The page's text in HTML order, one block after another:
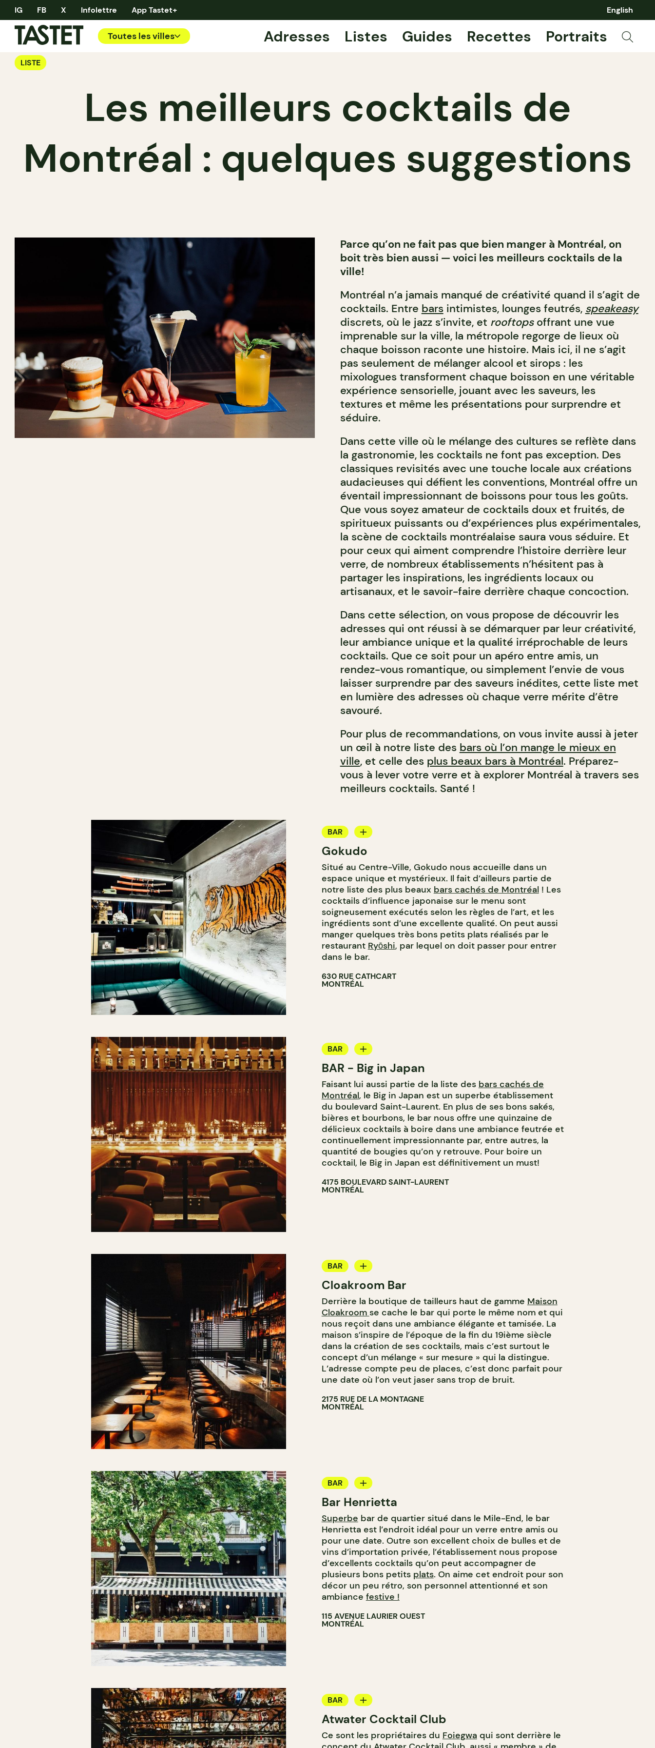
IG FB X Infolettre App Tastet+ English
Toutes les villes Adresses Listes Guides Recettes Portraits
LISTE
Les meilleurs cocktails de
Montréal : quelques suggestions
Parce qu’on ne fait pas que bien manger à Montréal, on
boit très bien aussi — voici les meilleurs cocktails de la
ville!
Montréal n’a jamais manqué de créativité quand il s’agit de
cocktails. Entre barsintimistes, lounges feutrés, speakeasy
discrets, où le jazz s’invite, et rooftopsoffrant une vue
imprenable sur la ville, la métropole regorge de lieux où
chaque boisson raconte une histoire. Mais ici, il ne s’agit
pas seulement de mélanger alcool et sirops : les
mixologues transforment chaque boisson en une véritable
expérience sensorielle, jouant avec les saveurs, les
textures et même les présentations pour surprendre et
séduire.
Dans cette ville où le mélange des cultures se reflète dans
la gastronomie, les cocktails ne font pas exception. Des
classiques revisités avec une touche locale aux créations
audacieuses qui défient les conventions, Montréal offre un
éventail impressionnant de boissons pour tous les goûts.
Que vous soyez amateur de cocktails doux et fruités, de
spiritueux puissants ou d’expériences plus expérimentales,
la scène de cocktails montréalaise saura vous séduire. Et
pour ceux qui aiment comprendre l’histoire derrière leur
verre, de nombreux établissements n’hésitent pas à
partager les inspirations, les ingrédients locaux ou
artisanaux, et le savoir-faire derrière chaque concoction.
Dans cette sélection, on vous propose de découvrir les
adresses qui ont réussi à se démarquer par leur créativité,
leur ambiance unique et la qualité irréprochable de leurs
cocktails. Que ce soit pour un apéro entre amis, un
rendez-vous romantique, ou simplement l’envie de vous
laisser surprendre par des saveurs inédites, cette liste met
en lumière des adresses où chaque verre mérite d’être
savouré.
Pour plus de recommandations, on vous invite aussi à jeter
un œil à notre liste des bars où l’on mange le mieux en
ville, et celle des plus beaux bars à Montréal. Préparez-
vous à lever votre verre et à explorer Montréal à travers ses
meilleurs cocktails. Santé !
BAR
BAR À COCKTAIL
Gokudo
Situé au Centre-Ville, Gokudo nous accueille dans un
espace unique et mystérieux. Il fait d’ailleurs partie de
notre liste des plus beaux bars cachés de Montréal! Les
cocktails d’influence japonaise sur le menu sont
soigneusement exécutés selon les règles de l’art, et les
ingrédients sont d’une excellente qualité. On peut aussi
manger quelques très bons petits plats réalisés par le
restaurant Ryōshi, par lequel on doit passer pour entrer
dans le bar.
630 RUE CATHCART
MONTRÉAL
BAR
BAR À COCKTAIL
BAR - Big in Japan
Faisant lui aussi partie de la liste des bars cachés de
Montréal, le Big in Japan est un superbe établissement
du boulevard Saint-Laurent. En plus de ses bons sakés,
bières et bourbons, le bar nous offre une quinzaine de
délicieux cocktails à boire dans une ambiance feutrée et
continuellement impressionnante par, entre autres, la
quantité de bougies qu’on y retrouve. Pour boire un
cocktail, le Big in Japan est définitivement un must!
4175 BOULEVARD SAINT-LAURENT
MONTRÉAL
BAR
BAR À COCKTAIL
Cloakroom Bar
Derrière la boutique de tailleurs haut de gamme Maison
Cloakroom se cache le bar qui porte le même nom et qui
nous reçoit dans une ambiance élégante et tamisée. La
maison s’inspire de l’époque de la fin du 19ième siècle
dans la création de ses cocktails, mais c’est surtout le
concept d’un mélange « sur mesure » qui la distingue.
L’adresse compte peu de places, c’est donc parfait pour
une date où l’on veut jaser sans trop de bruit.
2175 RUE DE LA MONTAGNE
MONTRÉAL
BAR
BAR À VIN
BAR À COCKTAIL
Bar Henrietta
Superbe bar de quartier situé dans le Mile-End, le bar
Henrietta est l’endroit idéal pour un verre entre amis ou
pour une date. Outre son excellent choix de bulles et de
vins d’importation privée, l’établissement nous propose
d’excellents cocktails qu’on peut accompagner de
plusieurs bons petits plats. On aime cet endroit pour son
décor un peu rétro, son personnel attentionné et son
ambiance festive !
115 AVENUE LAURIER OUEST
MONTRÉAL
BAR
BAR À COCKTAIL
Atwater Cocktail Club
Ce sont les propriétaires du Foiegwa qui sont derrière le